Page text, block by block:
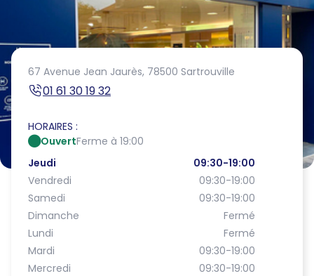
67 Avenue Jean Jaurès, 78500 Sartrouville
01 61 30 19 32
HORAIRES :
OuvertFerme à 19:00
Jeudi
09:30-19:00
Vendredi
09:30-19:00
Samedi
09:30-19:00
Dimanche
Fermé
Lundi
Fermé
Mardi
09:30-19:00
Mercredi
09:30-19:00